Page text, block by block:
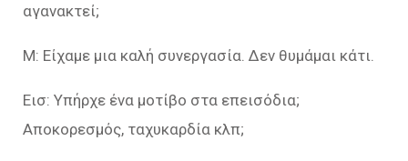
αγανακτεί;
Μ: Είχαμε μια καλή συνεργασία. Δεν θυμάμαι κάτι.
Εισ: Υπήρχε ένα μοτίβο στα επεισόδια;
Αποκορεσμός, ταχυκαρδία κλπ;